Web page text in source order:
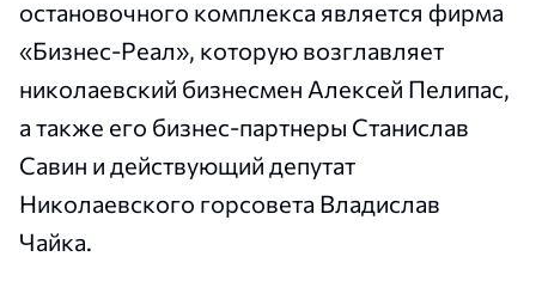
остановочного комплекса является фирма
«Бизнес-Реал», которую возглавляет
николаевский бизнесмен Алексей Пелипас,
а также его бизнес-партнеры Станислав
Савин и действующий депутат
Николаевского горсовета Владислав
Чайка.